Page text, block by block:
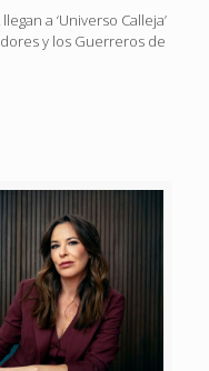
a ‘Universo Calleja’
y los Guerreros de